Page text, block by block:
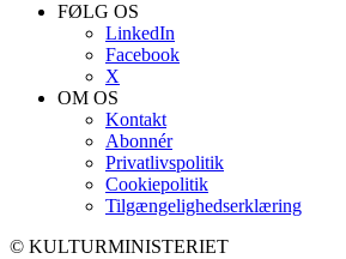
FØLG OS
LinkedIn
Facebook
X
OM OS
Kontakt
Abonnér
Privatlivspolitik
Cookiepolitik
Tilgængelighedserklæring
© KULTURMINISTERIET